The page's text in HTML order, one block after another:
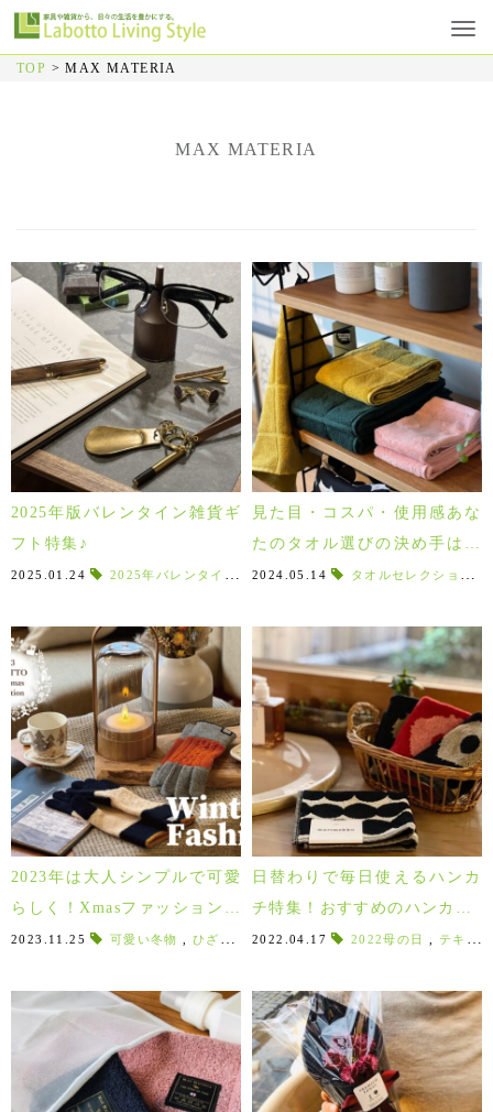
TOP >MAX MATERIA
MAX MATERIA
2025年版バレンタイン雑貨ギ
フト特集♪
2025.01.24 2025年バレンタインデー ,メガネ置き , フリーカップ ,
見た目・コスパ・使用感あな
たのタオル選びの決め手はど
れ？ギフトにもおすすめ！ラ
2024.05.14 タオルセレクション
2023年は大人シンプルで可愛
らしく！Xmasファッションア
イテム特集♪
2023.11.25 可愛い冬物 ,ひざ掛けサイズ ,Xmasプレゼント,シンプルブ
日替わりで毎日使えるハンカ
チ特集！おすすめのハンカチ5
選♪2022年母の日ギフト！
2022.04.17 2022母の日 テキスタイルブランド